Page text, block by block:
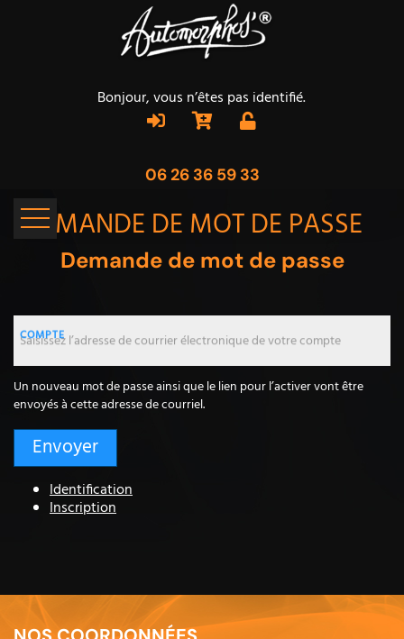
Bonjour, vous n’êtes pas identifié.
06 26 36 59 33
DEMANDE DE MOT DE PASSE
Demande de mot de passe
Saisissez l’adresse de courrier électronique de votre compte
Un nouveau mot de passe ainsi que le lien pour l’activer vont être
envoyés à cette adresse de courriel.
Identification
Inscription